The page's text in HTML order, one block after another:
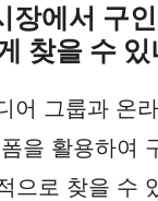
장에서 구
찾을 수 있
어 그룹과 온
을 활용하여
으로 찾을 수